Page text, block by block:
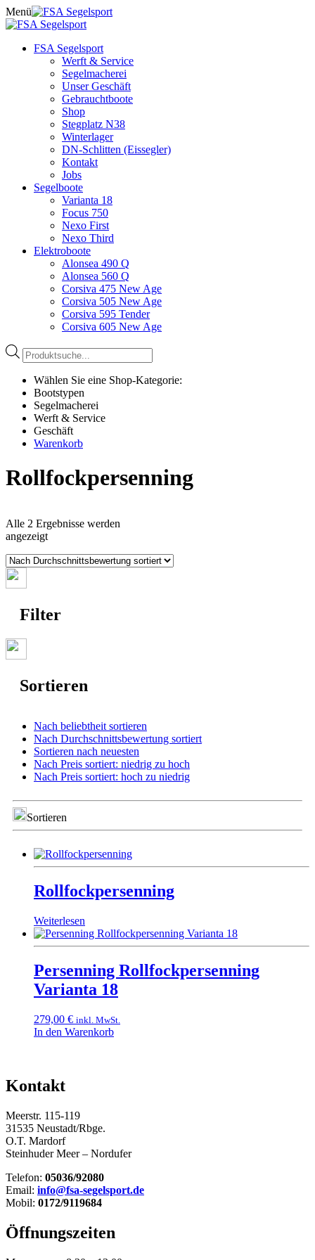
Skip
to
Menü
FSA Segelsport
Werft & Service
Segelmacherei
Unser Geschäft
Gebrauchtboote
Shop
Stegplatz N38
Winterlager
DN-Schlitten (Eissegler)
Kontakt
Jobs
Segelboote
Varianta 18
Focus 750
Nexo First
Nexo Third
Elektroboote
Alonsea 490 Q
Alonsea 560 Q
Corsiva 475 New Age
Corsiva 505 New Age
Corsiva 595 Tender
Corsiva 605 New Age
Products
search
Wählen Sie eine Shop-Kategorie:
Bootstypen
Segelmacherei
Werft & Service
Geschäft
Warenkorb
Rollfockpersenning
Alle 2 Ergebnisse werden
angezeigtNach
sortiert
Filter
Sortieren
Nach beliebtheit sortieren
Nach Durchschnittsbewertung sortiert
Sortieren nach neuesten
Nach Preis sortiert: niedrig zu hoch
Nach Preis sortiert: hoch zu niedrig
Sortieren
Rollfockpersenning
Weiterlesen
Persenning Rollfockpersenning
Varianta 18
279,00 € inkl. MwSt.
In den Warenkorb
Kontakt
Meerstr. 115-119
31535 Neustadt/Rbge.
O.T. Mardorf
Steinhuder Meer – Nordufer
Telefon: 05036/92080
Email: info@fsa-segelsport.de
Mobil: 0172/9119684
Öffnungszeiten